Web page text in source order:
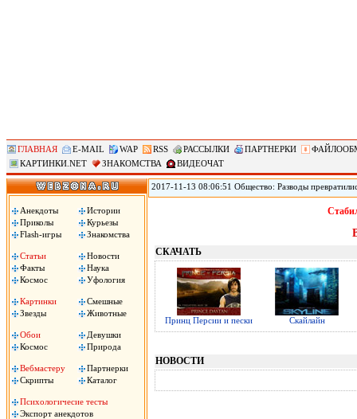
ГЛАВНАЯ E-MAIL WAP RSS РАССЫЛКИ ПАРТНЕРКИ
КАРТИНКИ.NET
ЗНАКОМСТВА ВИДЕОЧАТ
Анекдоты
Истории
Приколы
Курьезы
Flash-игры
Знакомства
Статьи
Новости
Факты
Наука
Космос
Уфология
Картинки
Смешные
Звезды
Животные
Обои
Девушки
Космос
Природа
Вебмастеру
Партнерки
Скрипты
Каталог
Психологичесие тесты
Экспорт анекдотов
2017-11-13 08:06:51 Общество: Разводы
мировое лидерство по такому показателю, как
демографических вызовов и, как следствие,
необходимо определиться с вектором его развития.
СКАЧАТЬ
Принц Персии и пески Скайлайн
НОВОСТИ